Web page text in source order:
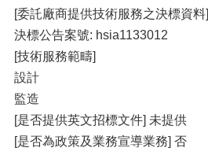
[委託廠商提供技術服務之決標資料]
決標公告案號: hsia1133012
[技術服務範疇]
設計
監造
[是否提供英文招標文件] 未提供
[是否為政策及業務宣導業務] 否